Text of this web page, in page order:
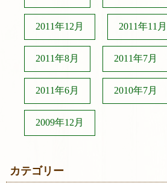
2011年12月 2011年11月
2011年8月 2011年7月
2011年6月 2010年7月
2009年12月
カテゴリー